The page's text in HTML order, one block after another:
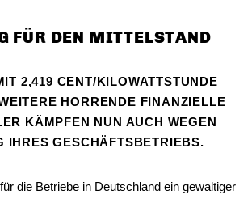
FÜR DEN MITTELSTAND
2,419 CENT/KILOWATTSTUNDE
HORRENDE FINANZIELLE
KÄMPFEN NUN AUCH WEGEN
IHRES GESCHÄFTSBETRIEBS.
die Betriebe in Deutschland ein gewaltiger